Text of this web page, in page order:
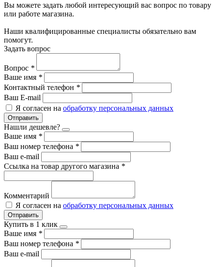
Вы можете задать любой интересующий вас вопрос по товару
или работе магазина.
Наши квалифицированные специалисты обязательно вам
помогут.
Задать вопрос
Вопрос *
Ваше имя *
Контактный телефон *
Ваш E-mail
Я согласен на обработку персональных данных
Отправить
Нашли дешевле?
Ваше имя *
Ваш номер телефона *
Ваш e-mail
Ссылка на товар другого магазина *
Комментарий
Я согласен на обработку персональных данных
Отправить
Купить в 1 клик
Ваше имя *
Ваш номер телефона *
Ваш e-mail